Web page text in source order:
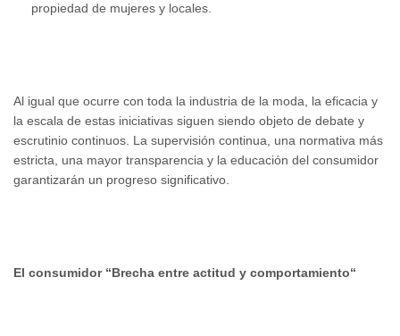
propiedad de mujeres y locales.
Al igual que ocurre con toda la industria de la moda, la eficacia y
la escala de estas iniciativas siguen siendo objeto de debate y
escrutinio continuos. La supervisión continua, una normativa más
estricta, una mayor transparencia y la educación del consumidor
garantizarán un progreso significativo.
El consumidor “Brecha entre actitud y comportamiento“